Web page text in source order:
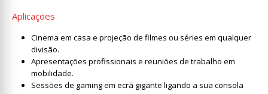
Aplicações
Cinema em casa e projeção de filmes ou séries em qualquer
divisão.
Apresentações profissionais e reuniões de trabalho em
mobilidade.
Sessões de gaming em ecrã gigante ligando a sua consola